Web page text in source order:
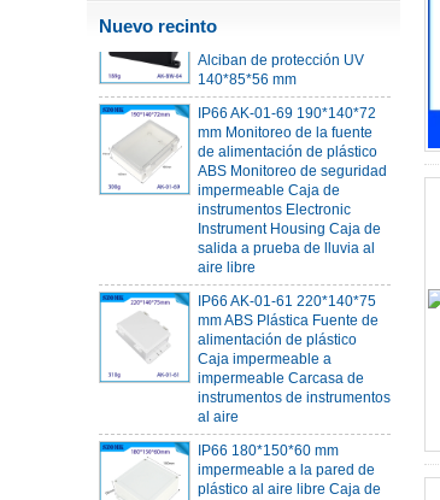
Nuevo recintoAlciban de protección UV
140*85*56 mm
IP66 AK-01-69 190*140*72
mm Monitoreo de la fuente
de alimentación de plástico
ABS Monitoreo de seguridad
impermeable Caja de
instrumentos Electronic
Instrument Housing Caja de
salida a prueba de lluvia al
aire libre
IP66 AK-01-61 220*140*75
mm ABS Plástica Fuente de
alimentación de plástico
Caja impermeable a
impermeable Carcasa de
instrumentos de instrumentos
al aire
IP66 180*150*60 mm
impermeable a la pared de
plástico al aire libre Caja de
montaje de pared AK-01-53